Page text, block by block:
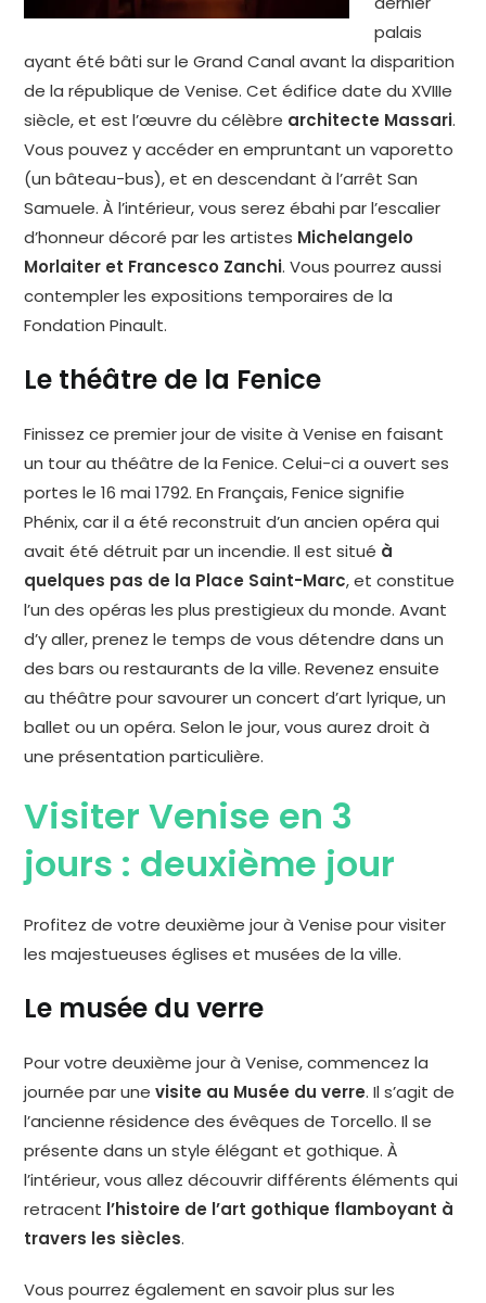
palais
ayant été bâti sur le Grand Canal avant la disparition
de la république de Venise. Cet édifice date du XVIIIe
siècle, et est l’œuvre du célèbre architecte Massari.
Vous pouvez y accéder en empruntant un vaporetto
(un bâteau-bus), et en descendant à l’arrêt San
Samuele. À l’intérieur, vous serez ébahi par l’escalier
d’honneur décoré par les artistes Michelangelo
Morlaiter et Francesco Zanchi. Vous pourrez aussi
contempler les expositions temporaires de la
Fondation Pinault.
Le théâtre de la Fenice
Finissez ce premier jour de visite à Venise en faisant
un tour au théâtre de la Fenice. Celui-ci a ouvert ses
portes le 16 mai 1792. En Français, Fenice signifie
Phénix, car il a été reconstruit d’un ancien opéra qui
avait été détruit par un incendie. Il est situé à
quelques pas de la Place Saint-Marc, et constitue
l’un des opéras les plus prestigieux du monde. Avant
d’y aller, prenez le temps de vous détendre dans un
des bars ou restaurants de la ville. Revenez ensuite
au théâtre pour savourer un concert d’art lyrique, un
ballet ou un opéra. Selon le jour, vous aurez droit à
une présentation particulière.
Visiter Venise en 3
jours : deuxième jour
Profitez de votre deuxième jour à Venise pour visiter
les majestueuses églises et musées de la ville.
Le musée du verre
Pour votre deuxième jour à Venise, commencez la
journée par unevisite au Musée du verre. Il s’agit de
l’ancienne résidence des évêques de Torcello. Il se
présente dans un style élégant et gothique. À
l’intérieur, vous allez découvrir différents éléments qui
retracent l’histoire de l’art gothique flamboyant à
travers les siècles.
Vous pourrez également en savoir plus sur les